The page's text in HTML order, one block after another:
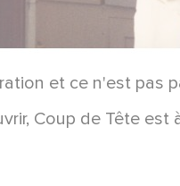
et ce n'est pas
Coup de Tête